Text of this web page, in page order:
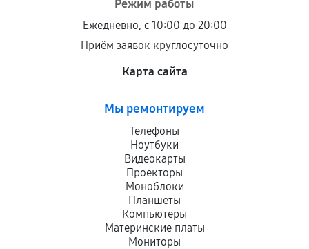
Режим работы
Ежедневно, с 10:00 до 20:00
Приём заявок круглосуточно
Карта сайта
Мы ремонтируем
Телефоны
Ноутбуки
Видеокарты
Проекторы
Моноблоки
Планшеты
Компьютеры
Материнские платы
Мониторы